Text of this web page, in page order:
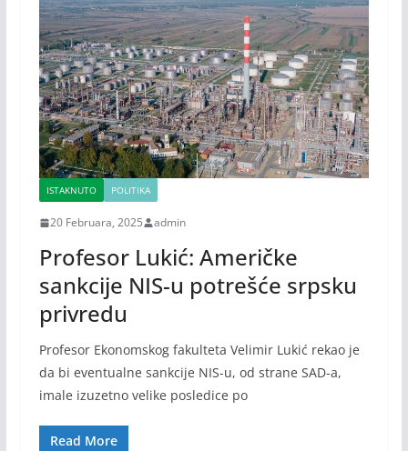
ISTAKNUTO POLITIKA
20 Februara, 2025 admin
Profesor Lukić: Američke
sankcije NIS-u potrešće srpsku
privredu
Profesor Ekonomskog fakulteta Velimir Lukić rekao je
da bi eventualne sankcije NIS-u, od strane SAD-a,
imale izuzetno velike posledice po
Read More